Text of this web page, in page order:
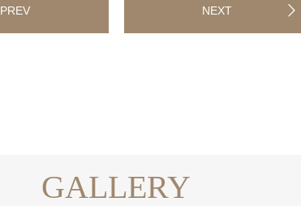
PREV NEXT
GALLERY